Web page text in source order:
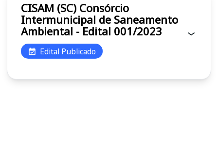
CISAM (SC) Consórcio
Intermunicipal de Saneamento
Ambiental - Edital 001/2023
Edital Publicado